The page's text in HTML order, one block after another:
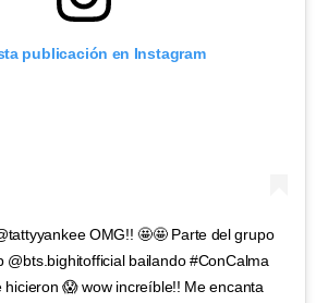
publicación en Instagram
OMG!! 🤩🤩 Parte del grupo
@bts.bighitofficial bailando #ConCalma
hicieron 😱 wow increíble!! Me encanta